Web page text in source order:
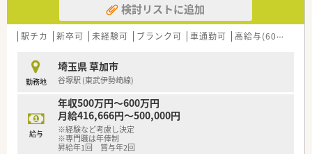
検討リストに追加
駅チカ 新卒可 未経験可 ブランク可 車通勤可 高給与(600万円以上)
勤務地
埼玉県 草加市
谷塚駅 (東武伊勢崎線)
給与
年収500万円～600万円
月給416,666円～500,000円
※経験など考慮し決定
※専門職は年俸制
昇給年1回 賞与年2回